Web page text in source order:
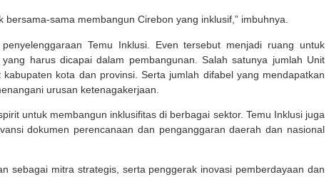
sama membangun Cirebon yang inklusif,” imbuhnya.
Temu Inklusi. Even tersebut menjadi ruang untuk
harus dicapai dalam pembangunan. Salah satunya jumlah Unit
kota dan provinsi. Serta jumlah difabel yang mendapatkan
urusan ketenagakerjaan.
untuk membangun inklusifitas di berbagai sektor. Temu Inklusi juga
dokumen perencanaan dan penganggaran daerah dan nasional
sebagai mitra strategis, serta penggerak inovasi pemberdayaan dan